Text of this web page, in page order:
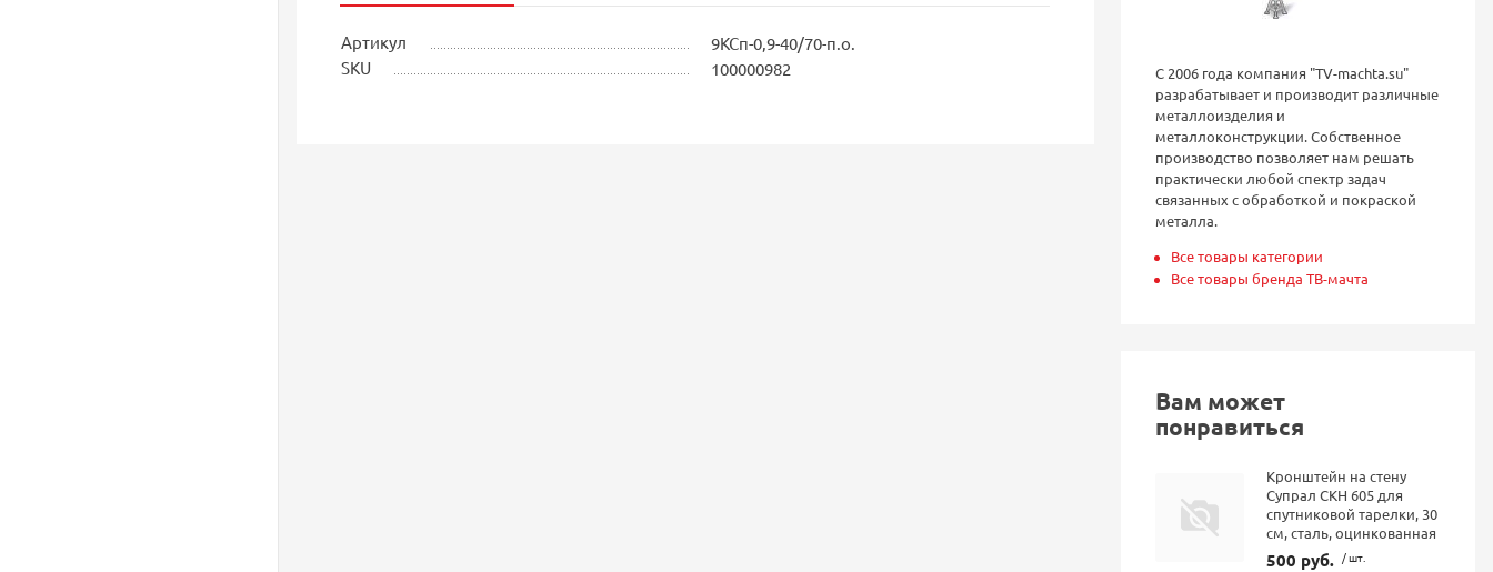
Артикул
9КСп-0,9-40/70-п.о.
SKU
100000982
С 2006 года компания "TV-machta.su"
разрабатывает и производит различные
металлоизделия и
металлоконструкции. Собственное
производство позволяет нам решать
практически любой спектр задач
связанных с обработкой и покраской
металла.
Все товары категории
Все товары бренда ТВ-мачта
Вам может
понравиться
Кронштейн на стену
Супрал СКН 605 для
спутниковой тарелки, 30
см, сталь, оцинкованная
500 руб. / шт.